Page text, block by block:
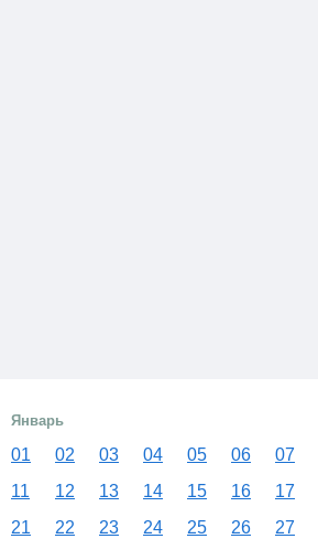
Январь
01 02 03 04 05 06 07
11
12 13 14 15 16 17
21
22 23 24 25 26 27